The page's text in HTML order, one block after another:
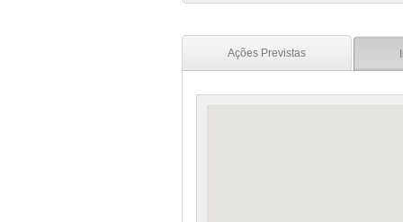
Ações Previstas